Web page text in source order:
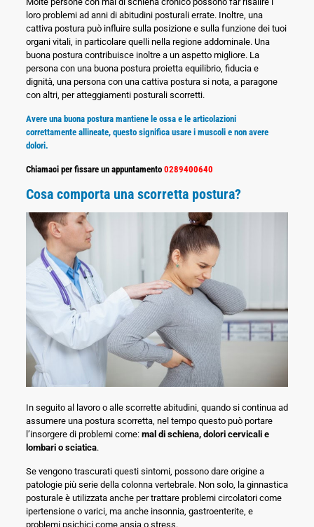
loro problemi ad anni di abitudini posturali errate. Inoltre, una
cattiva postura può influire sulla posizione e sulla funzione dei tuoi
organi vitali, in particolare quelli nella regione addominale. Una
buona postura contribuisce inoltre a un aspetto migliore. La
persona con una buona postura proietta equilibrio, fiducia e
dignità, una persona con una cattiva postura si nota, a paragone
con altri, per atteggiamenti posturali scorretti.
Avere una buona postura mantiene le ossa e le articolazioni
correttamente allineate, questo significa usare i muscoli e non avere
dolori.
Chiamaci per fissare un appuntamento 0289400640
Cosa comporta una scorretta postura?
In seguito al lavoro o alle scorrette abitudini, quando si continua ad
assumere una postura scorretta, nel tempo questo può portare
l’insorgere di problemi come: mal di schiena, dolori cervicali e
lombari o sciatica.
Se vengono trascurati questi sintomi, possono dare origine a
patologie più serie della colonna vertebrale. Non solo, la ginnastica
posturale è utilizzata anche per trattare problemi circolatori come
ipertensione o varici, ma anche insonnia, gastroenterite, e
problemi psichici come ansia o stress.